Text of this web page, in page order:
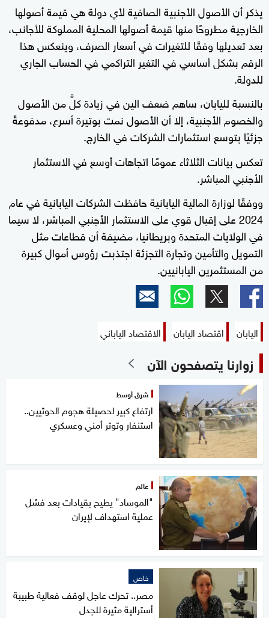
يذكر أن الأصول الأجنبية الصافية لأي دولة هي قيمة أصولها
الخارجية مطروحًا منها قيمة أصولها المحلية المملوكة للأجانب،
بعد تعديلها وفقًا للتغيرات في أسعار الصرف، وينعكس هذا
الرقم بشكل أساسي في التغير التراكمي في الحساب الجاري
للدولة.
بالنسبة لليابان، ساهم ضعف الين في زيادة كلٍّ من الأصول
والخصوم الأجنبية، إلا أن الأصول نمت بوتيرة أسرع، مدفوعةً
جزئيًا بتوسع استثمارات الشركات في الخارج.
تعكس بيانات الثلاثاء عمومًا اتجاهات أوسع في الاستثمار
الأجنبي المباشر.
ووفقًا لوزارة المالية اليابانية حافظت الشركات اليابانية في عام
2024 على إقبال قوي على الاستثمار الأجنبي المباشر، لا سيما
في الولايات المتحدة وبريطانيا، مضيفة أن قطاعات مثل
التمويل والتأمين وتجارة التجزئة اجتذبت رؤوس أموال كبيرة
من المستثمرين اليابانيين.
اليابان اقتصاد اليابان الاقتصاد الياباني
زوارنا يتصفحون الآن
شرق أوسط
ارتفاع كبير لحصيلة هجوم الحوثيين..
استنفار وتوتر أمني وعسكري
عالم
"الموساد" يطيح بقيادات بعد فشل
عملية استهداف لإيران
خاص
مصر.. تحرك عاجل لوقف فعالية طبيبة
أسترالية مثيرة للجدل